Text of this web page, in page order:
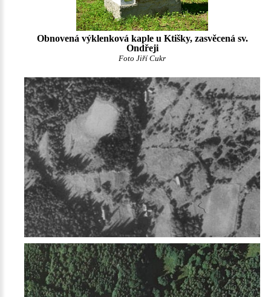
Obnovená výklenková kaple u Ktišky, zasvěcená sv.
Ondřeji
Foto Jiří Cukr